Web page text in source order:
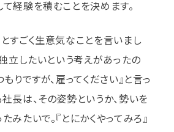
て経験を積むことを決めます。
とすごく生意気なことを言いまし
独立したいという考えがあったの
りですが、雇ってください』と言っ
長は、その姿勢というか、勢いを
みたいで。『とにかくやってみろ』